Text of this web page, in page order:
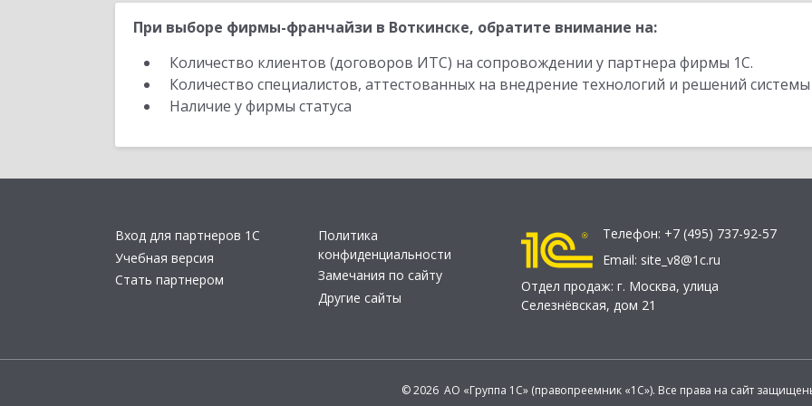
При выборе фирмы-франчайзи в Воткинске, обратите внимание на:
Количество клиентов (договоров ИТС) на сопровождении у партнера фирмы 1С.
Количество специалистов, аттестованных на внедрение технологий и решений
Наличие у фирмы статуса
Вход для партнеров 1С
Учебная версия
Стать партнером
Политика
конфиденциальности
Замечания по сайту
Другие сайты
Телефон: +7 (495) 737-92-57
Email: site_v8@1c.ru
Отдел продаж: г. Москва, улица
Селезнёвская, дом 21
© 2026 АО «Группа 1С» (правопреемник «1С»). Все права на сайт